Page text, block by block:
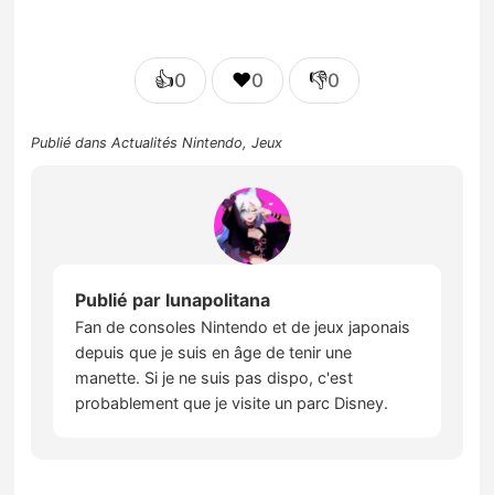
👍0 ❤️0 👎0
Publié dansActualités Nintendo,Jeux
Publié par lunapolitana
Fan de consoles Nintendo et de jeux japonais
depuis que je suis en âge de tenir une
manette. Si je ne suis pas dispo, c'est
probablement que je visite un parc Disney.